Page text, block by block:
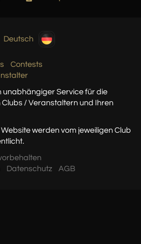
Deutsch
Contests
unabhängiger Servicefür die
/ Veranstaltern und Ihren
werden vom jeweiligen Club
Datenschutz AGB